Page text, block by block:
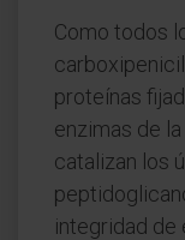
Como todos
proteínas
enzimas de
catalizan los
integridad de